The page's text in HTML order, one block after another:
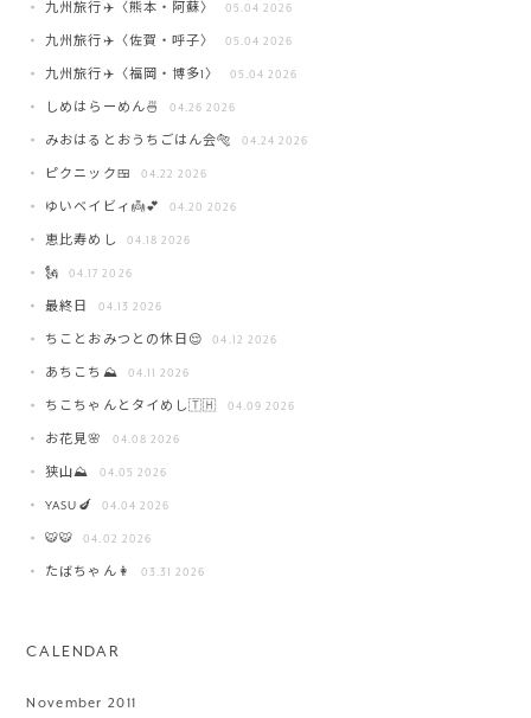
九州旅行✈️〈熊本・阿蘇〉 05.04 2026
九州旅行✈️〈佐賀・呼子〉 05.04 2026
九州旅行✈️〈福岡・博多1〉 05.04 2026
しめはらーめん🍜 04.26 2026
みおはるとおうちごはん会🐅 04.24 2026
ピクニック🍱 04.22 2026
ゆいベイビィ👼💕 04.20 2026
恵比寿めし 04.18 2026
🗽 04.17 2026
最終日 04.13 2026
ちことおみつとの休日😌 04.12 2026
あちこち⛰️ 04.11 2026
ちこちゃんとタイめし🇹🇭 04.09 2026
お花見🌸 04.08 2026
狭山⛰️ 04.05 2026
YASU🍆 04.04 2026
🐯🐯 04.02 2026
たばちゃん👩 03.31 2026
CALENDAR
November 2011